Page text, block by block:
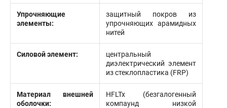
Упрочняющие
элементы:
защитный покров из
упрочняющих арамидных
нитей
Силовой элемент:
центральный
диэлектрический элемент
из стеклопластика (FRP)
Материал внешней
оболочки:
HFLTx (безгалогенный
компаунд низкой